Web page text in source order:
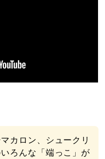
カロン、シュークリ
ろんな「端っこ」が